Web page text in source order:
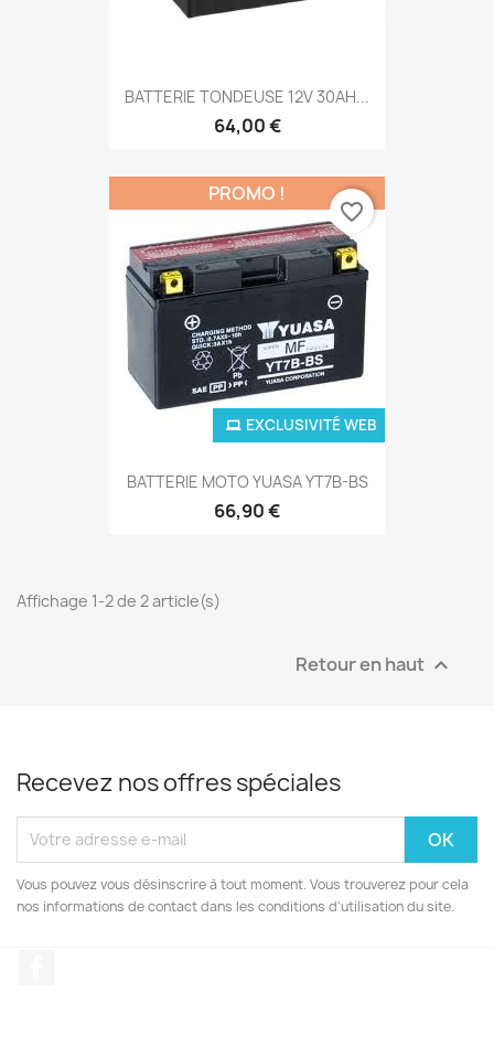
BATTERIE TONDEUSE 12V 30AH...
64,00 €
BATTERIE MOTO YUASA YT7B-BS
66,90 €
EXCLUSIVITÉ WEB
PROMO !
favorite_border
Affichage 1-2 de 2 article(s)
Retour en haut 
Recevez nos offres spéciales
Vous pouvez vous désinscrire à tout moment. Vous trouverez pour cela
nos informations de contact dans les conditions d'utilisation du site.